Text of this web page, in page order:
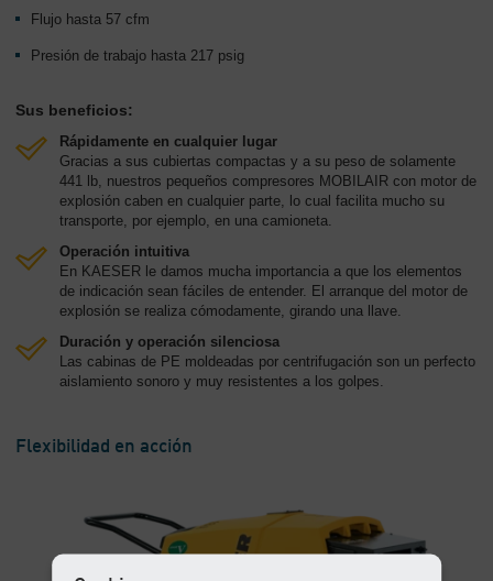
Flujo hasta 57 cfm
Presión de trabajo hasta 217 psig
Sus beneficios:
Rápidamente en cualquier lugar
Gracias a sus cubiertas compactas y a su peso de solamente
441 lb, nuestros pequeños compresores MOBILAIR con motor de
explosión caben en cualquier parte, lo cual facilita mucho su
transporte, por ejemplo, en una camioneta.
Operación intuitiva
En KAESER le damos mucha importancia a que los elementos
de indicación sean fáciles de entender. El arranque del motor de
explosión se realiza cómodamente, girando una llave.
Duración y operación silenciosa
Las cabinas de PE moldeadas por centrifugación son un perfecto
aislamiento sonoro y muy resistentes a los golpes.
Flexibilidad en acción